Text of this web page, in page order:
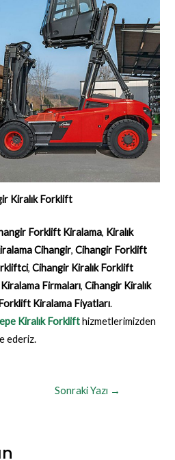
Kiralık Forklift
Forklift Kiralama, Kiralık
Cihangir,Cihangir Forklift
,Cihangir Kiralık Forklift
Firmaları,Cihangir Kiralık
Kiralama Fiyatları.
Kiralık Forklifthizmetlerimizden
ederiz.
Sonraki Yazı →